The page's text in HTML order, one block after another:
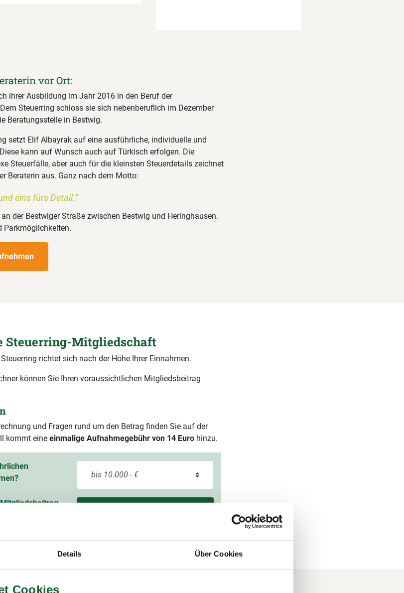
Details Über Cookies
Cookies
vor Ort:
ihrer Ausbildung im Jahr 2016 in den Beruf der
Steuerring schloss sie sich nebenberuflich im Dezember
Beratungsstelle in Bestwig.
setzt Elif Albayrak auf eine ausführliche, individuelle und
kann auf Wunsch auch auf Türkisch erfolgen. Die
Steuerfälle, aber auch für die kleinsten Steuerdetails zeichnet
Beraterin aus. Ganz nach dem Motto:
eins fürs Detail.“
der Bestwiger Straße zwischen Bestwig und Heringhausen.
Parkmöglichkeiten.
Steuerring-Mitgliedschaft
richtet sich nach der Höhe Ihrer Einnahmen.
können Sie Ihren voraussichtlichen Mitgliedsbeitrag
und Fragen rund um den Betrag finden Sie auf der
kommt eine einmalige Aufnahmegebühr von 14 Euro hinzu.